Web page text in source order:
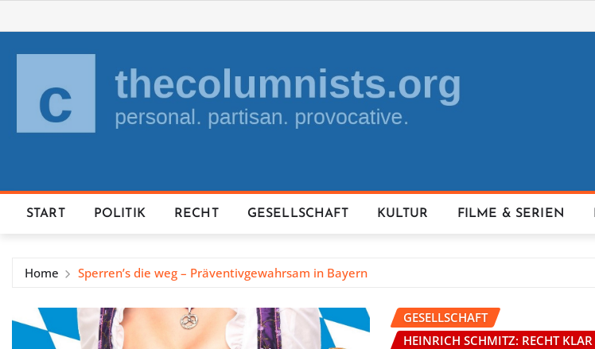
to
content
START POLITIK RECHT GESELLSCHAFT KULTUR FILME & SERIEN
Home Sperren’s die weg – Präventivgewahrsam in Bayern
GESELLSCHAFT
HEINRICH SCHMITZ: RECHT KLAR